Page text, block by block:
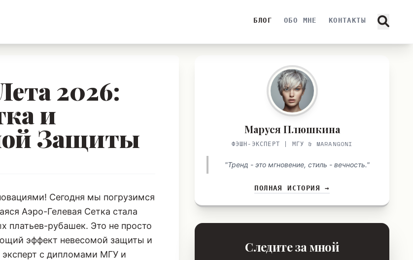
БЛОГ ОБО МНЕ КОНТАКТЫ
2026:
и
Защиты
Сегодня мы погрузимся
Аэро-Гелевая Сетка стала
платьев-рубашек. Это не просто
эффект невесомой защиты и
с дипломами МГУ и
Маруся Плюшкина
ФЭШН-ЭКСПЕРТ | МГУ & MARANGONI
"Тренд - это мгновение, стиль - вечность."
ПОЛНАЯ ИСТОРИЯ →
Следите за мной